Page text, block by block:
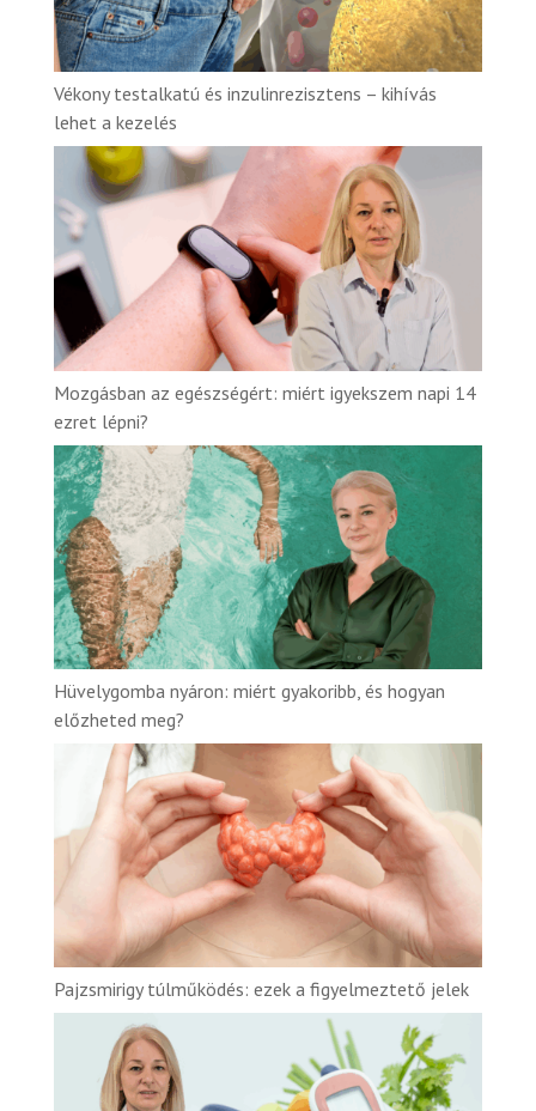
Vékony testalkatú és inzulinrezisztens – kihívás
lehet a kezelés
Mozgásban az egészségért: miért igyekszem napi 14
ezret lépni?
Hüvelygomba nyáron: miért gyakoribb, és hogyan
előzheted meg?
Pajzsmirigy túlműködés: ezek a figyelmeztető jelek